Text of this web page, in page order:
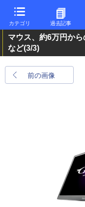
カテゴリ 過去記事
マウス、約6万円か
など(3/3)
前の画像